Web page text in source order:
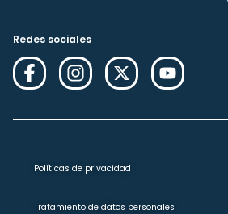
Redes sociales
Políticas de privacidad
Tratamiento de datos personales